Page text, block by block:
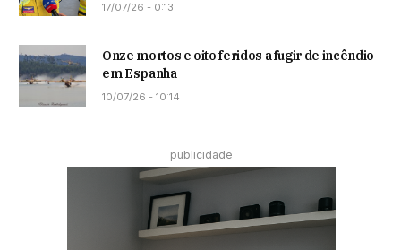
17/07/26 - 0:13
Onze mortos e oito feridos a fugir de incêndio
em Espanha
10/07/26 - 10:14
publicidade